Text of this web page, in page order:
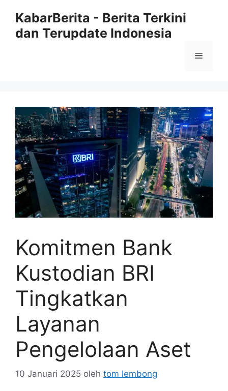
KabarBerita - Berita Terkini
dan Terupdate Indonesia
Menu
Komitmen Bank
Kustodian BRI
Tingkatkan
Layanan
Pengelolaan Aset
10 Januari 2025 oleh tom lembong